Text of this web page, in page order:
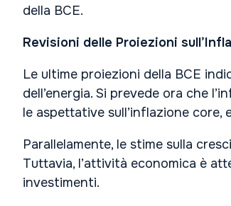
della BCE.
Revisioni delle Proiezioni
Le ultime proiezioni della BCE
dell’energia. Si prevede ora che
le aspettative sull’inflazione core,
Parallelamente, le stime sulla
Tuttavia, l’attività economica è
investimenti.